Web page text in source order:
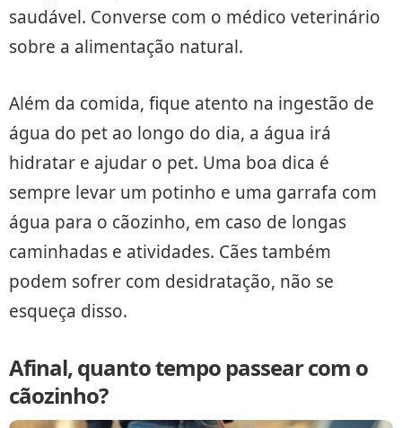
saudável. Converse com o médico veterinário
sobre a alimentação natural.
Além da comida, fique atento na ingestão de
água do pet ao longo do dia, a água irá
hidratar e ajudar o pet. Uma boa dica é
sempre levar um potinho e uma garrafa com
água para o cãozinho, em caso de longas
caminhadas e atividades. Cães também
podem sofrer com desidratação, não se
esqueça disso.
Afinal, quanto tempo passear com o
cãozinho?